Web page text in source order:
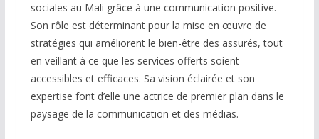
sociales au Mali grâce à une communication positive.
Son rôle est déterminant pour la mise en œuvre de
stratégies qui améliorent le bien-être des assurés, tout
en veillant à ce que les services offerts soient
accessibles et efficaces. Sa vision éclairée et son
expertise font d’elle une actrice de premier plan dans le
paysage de la communication et des médias.